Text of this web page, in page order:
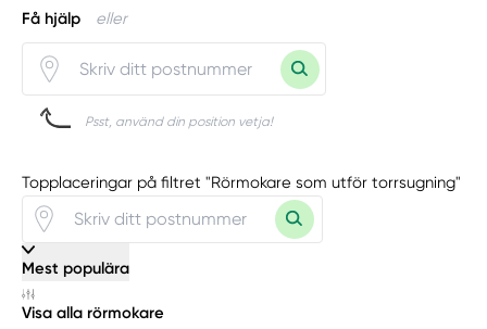
Få hjälp eller
Psst, använd din position vetja!
Topplaceringar på filtret "Rörmokare som utför torrsugning"
Mest populära
Visa alla rörmokare